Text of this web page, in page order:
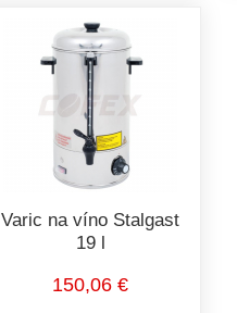
Varic na víno Stalgast
19 l
150,06 €